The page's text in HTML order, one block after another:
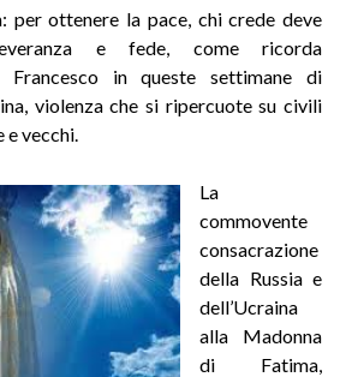
per ottenere la pace, chi crede deve
e fede, come ricorda
Francesco in queste settimane di
violenza che si ripercuote su civili
vecchi.
La
commovente
consacrazione
della Russia e
dell’Ucraina
alla Madonna
di Fatima,